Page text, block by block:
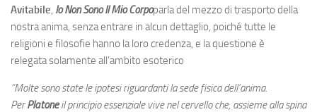
Avitabile, Io Non Sono Il Mio Corpoparla del mezzo di trasporto della
nostra anima, senza entrare in alcun dettaglio, poiché tutte le
religioni e filosofie hanno la loro credenza, e la questione è
relegata solamente all’ambito esoterico
“Molte sono state le ipotesi riguardanti la sede fisica dell’anima.
PerPlatoneil principio essenziale vive nel cervello che, assieme alla spina